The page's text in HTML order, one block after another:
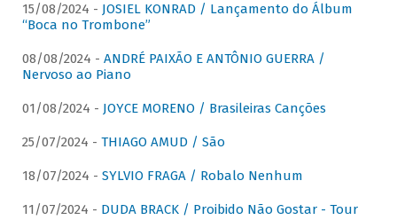
15/08/2024 - JOSIEL KONRAD / Lançamento do Álbum
“Boca no Trombone”
08/08/2024 - ANDRÉ PAIXÃO E ANTÔNIO GUERRA /
Nervoso ao Piano
01/08/2024 - JOYCE MORENO / Brasileiras Canções
25/07/2024 - THIAGO AMUD / São
18/07/2024 - SYLVIO FRAGA / Robalo Nenhum
11/07/2024 - DUDA BRACK / Proibido Não Gostar - Tour